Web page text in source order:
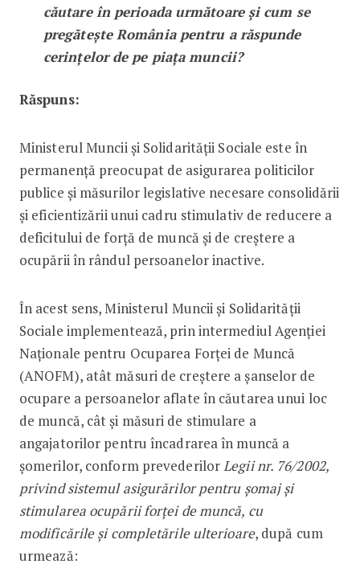
căutare în perioada următoare și cum se
pregătește România pentru a răspunde
cerințelor de pe piața muncii?
Răspuns:
Ministerul Muncii și Solidarității Sociale este în
permanență preocupat de asigurarea politicilor
publice și măsurilor legislative necesare consolidării
și eficientizării unui cadru stimulativ de reducere a
deficitului de forță de muncă și de creștere a
ocupării în rândul persoanelor inactive.
În acest sens, Ministerul Muncii și Solidarității
Sociale implementează, prin intermediul Agenției
Naționale pentru Ocuparea Forței de Muncă
(ANOFM), atât măsuri de creștere a șanselor de
ocupare a persoanelor aflate în căutarea unui loc
de muncă, cât și măsuri de stimulare a
angajatorilor pentru încadrarea în muncă a
șomerilor, conform prevederilorLegii nr. 76/2002,
privind sistemul asigurărilor pentru șomaj și
stimularea ocupării forței de muncă, cu
modificările și completările ulterioare, după cum
urmează: